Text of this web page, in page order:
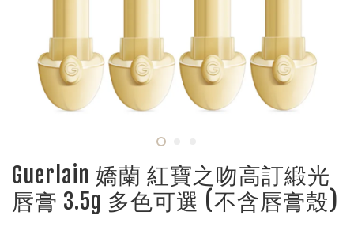
Guerlain 嬌蘭 紅寶之吻高訂緞光
唇膏 3.5g 多色可選 (不含唇膏殼)